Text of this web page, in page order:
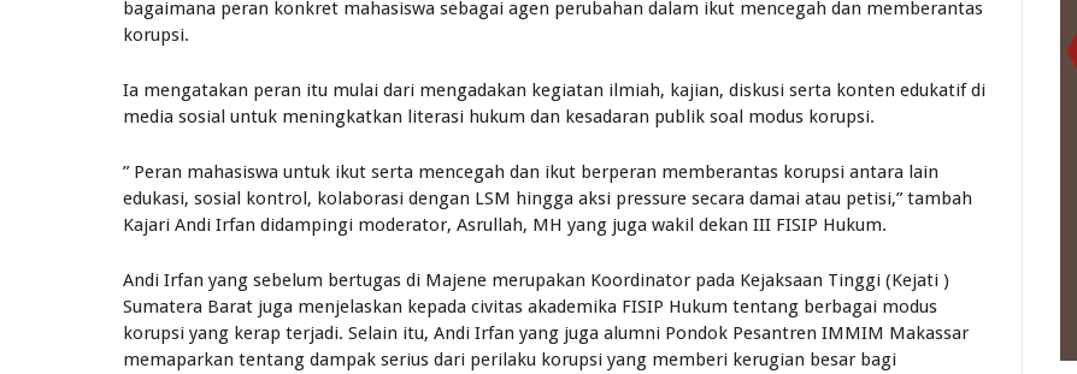
bagaimana peran konkret mahasiswa sebagai agen perubahan dalam ikut mencegah dan memberantas
korupsi.
Ia mengatakan peran itu mulai dari mengadakan kegiatan ilmiah, kajian, diskusi serta konten edukatif di
media sosial untuk meningkatkan literasi hukum dan kesadaran publik soal modus korupsi.
” Peran mahasiswa untuk ikut serta mencegah dan ikut berperan memberantas korupsi antara lain
edukasi, sosial kontrol, kolaborasi dengan LSM hingga aksi pressure secara damai atau petisi,” tambah
Kajari Andi Irfan didampingi moderator, Asrullah, MH yang juga wakil dekan III FISIP Hukum.
Andi Irfan yang sebelum bertugas di Majene merupakan Koordinator pada Kejaksaan Tinggi (Kejati )
Sumatera Barat juga menjelaskan kepada civitas akademika FISIP Hukum tentang berbagai modus
korupsi yang kerap terjadi. Selain itu, Andi Irfan yang juga alumni Pondok Pesantren IMMIM Makassar
memaparkan tentang dampak serius dari perilaku korupsi yang memberi kerugian besar bagi